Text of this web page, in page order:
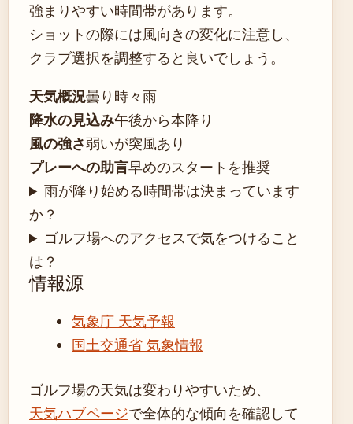
強まりやすい時間帯があります。
ショットの際には風向きの変化に注意し、
クラブ選択を調整すると良いでしょう。
天気概況曇り時々雨
降水の見込み午後から本降り
風の強さ弱いが突風あり
プレーへの助言早めのスタートを推奨
雨が降り始める時間帯は決まっています
か？
ゴルフ場へのアクセスで気をつけること
は？
情報源
気象庁 天気予報
国土交通省 気象情報
ゴルフ場の天気は変わりやすいため、
天気ハブページで全体的な傾向を確認して